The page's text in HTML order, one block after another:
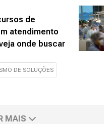
de
atendimento
onde buscar
DE SOLUÇÕES
MAIS